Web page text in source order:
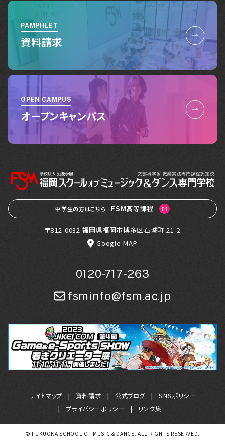
PAMPHLET
資料請求
OPEN CAMPUS
オープンキャンパス
中学生の方はこちら FSM高等課程
〒812-0032 福岡県福岡市博多区石城町 21-2
Google MAP
0120-717-263
fsminfo@fsm.ac.jp
サイトマップ 資料請求 公式ブログ
SNSポリシー
プライバシーポリシー
リンク集
© FUKUOKA SCHOOL OF MUSIC & DANCE. ALL RIGHTS RESERVED.